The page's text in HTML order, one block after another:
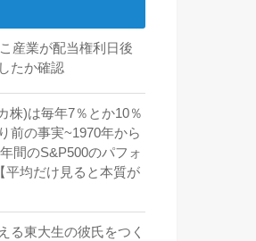
産業が配当権利日後
たか確認
株)は毎年7％とか10％
前の事実~1970年から
間のS&P500のパフォ
平均だけ見ると本質が
る東大生の彼氏をつく